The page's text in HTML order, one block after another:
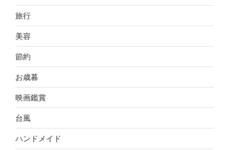
旅行
美容
節約
お歳暮
映画鑑賞
台風
ハンドメイド